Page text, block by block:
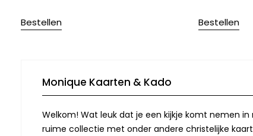
Bestellen Bestellen
Monique Kaarten & Kado
Welkom! Wat leuk dat je een kijkje komt nemen in
ruime collectie met onder andere christelijke